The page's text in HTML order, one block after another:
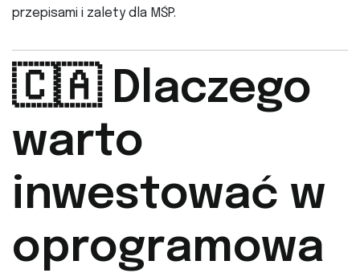
przepisami i zalety dla MŚP.
🇨🇦 Dlaczego
warto
inwestować w
oprogramowa